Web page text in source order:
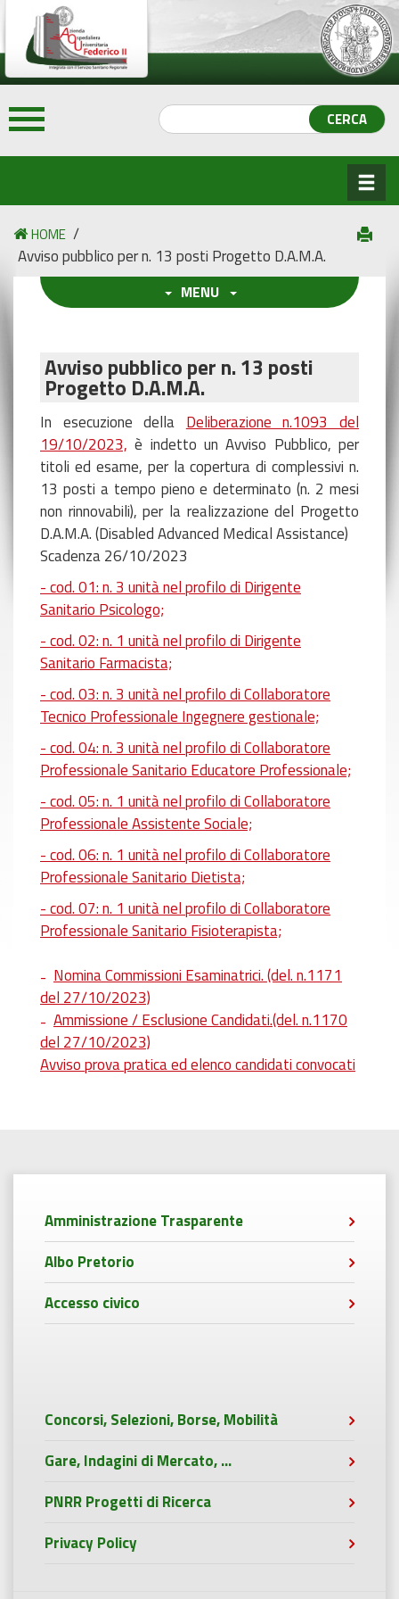
HOME /
Avviso pubblico per n. 13 posti Progetto D.A.M.A.
MENU
Avviso pubblico per n. 13 posti
Progetto D.A.M.A.
In esecuzione della Deliberazione n.1093 del
19/10/2023, è indetto un Avviso Pubblico, per
titoli ed esame, per la copertura di complessivi n.
13 posti a tempo pieno e determinato (n. 2 mesi
non rinnovabili), per la realizzazione del Progetto
D.A.M.A. (Disabled Advanced Medical Assistance)
Scadenza 26/10/2023
- cod. 01: n. 3 unità nel profilo di Dirigente
Sanitario Psicologo;
- cod. 02: n. 1 unità nel profilo di Dirigente
Sanitario Farmacista;
- cod. 03: n. 3 unità nel profilo di Collaboratore
Tecnico Professionale Ingegnere gestionale;
- cod. 04: n. 3 unità nel profilo di Collaboratore
Professionale Sanitario Educatore Professionale;
- cod. 05: n. 1 unità nel profilo di Collaboratore
Professionale Assistente Sociale;
- cod. 06: n. 1 unità nel profilo di Collaboratore
Professionale Sanitario Dietista;
- cod. 07: n. 1 unità nel profilo di Collaboratore
Professionale Sanitario Fisioterapista;
Nomina Commissioni Esaminatrici. (del. n.1171
del 27/10/2023)
Ammissione / Esclusione Candidati.(del. n.1170
del 27/10/2023)
Avviso prova pratica ed elenco candidati convocati
Amministrazione Trasparente
Albo Pretorio
Accesso civico
Concorsi, Selezioni, Borse, Mobilità
Gare, Indagini di Mercato, ...
PNRR Progetti di Ricerca
Privacy Policy